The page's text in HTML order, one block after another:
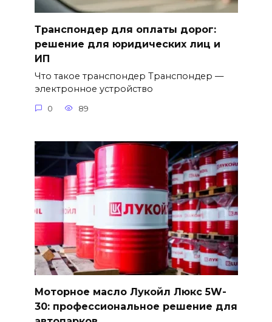
Транспондер для оплаты дорог:
решение для юридических лиц и
ИП
Что такое транспондер Транспондер —
электронное устройство
0 89
Моторное масло Лукойл Люкс 5W-
30: профессиональное решение для